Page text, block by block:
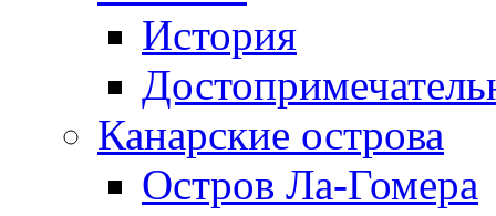
История
Канарские острова
Остров Ла-Гомера